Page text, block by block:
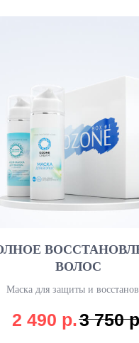
ВОЛОС
Маска для защиты и
Маска для роста и против
2 490 р.3 750